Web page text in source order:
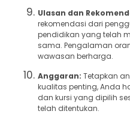
Ulasan dan
rekomendasi dari
pendidikan yang telah
sama. Pengalaman
wawasan berharga.
Anggaran: Tetapkan
kualitas penting, Anda
dan kursi yang dipilih
telah ditentukan.